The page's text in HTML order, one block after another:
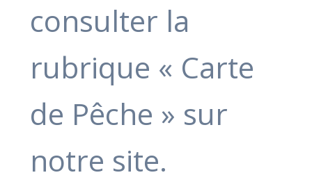
consulter la
rubrique « Carte
de Pêche » sur
notre site.